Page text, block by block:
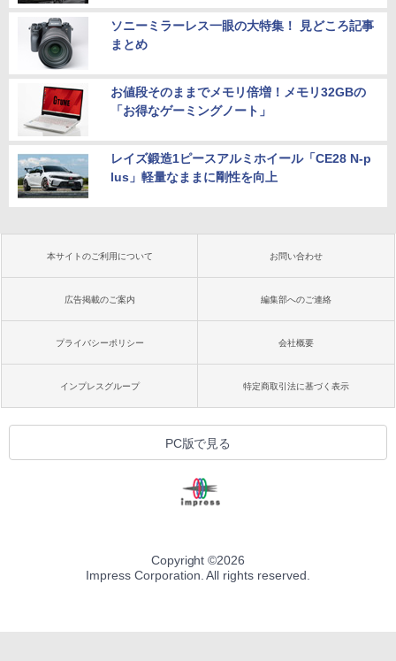
ソニーミラーレス一眼の大特集！ 見どころ記事
まとめ
お値段そのままでメモリ倍増！メモリ32GBの
「お得なゲーミングノート」
レイズ鍛造1ピースアルミホイール「CE28 N-p
lus」軽量なままに剛性を向上
本サイトのご利用について お問い合わせ
広告掲載のご案内 編集部へのご連絡
プライバシーポリシー 会社概要
インプレスグループ 特定商取引法に基づく表示
PC版で見る
Copyright ©2026
Impress Corporation. All rights reserved.